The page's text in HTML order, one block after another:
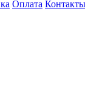
Оплата Контакты